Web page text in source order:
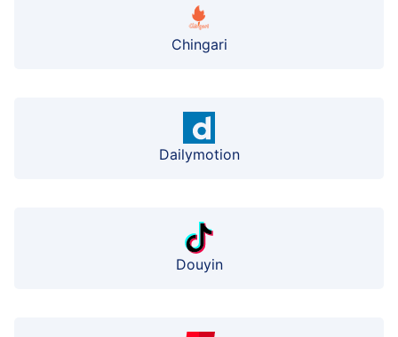
Chingari
Dailymotion
Douyin